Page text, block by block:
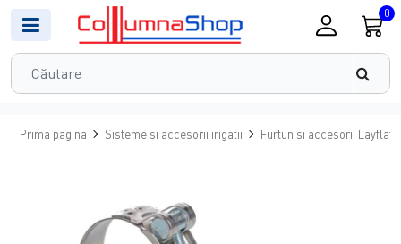
0
Prima pagina Sisteme si accesorii irigatii Furtun si accesorii Layflat